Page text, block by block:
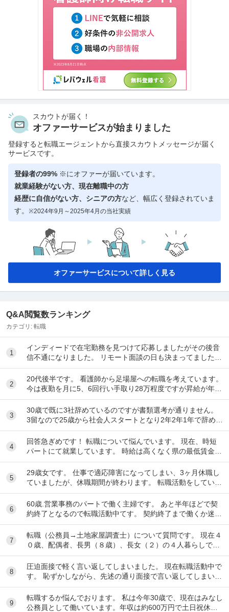
スカウトが届く！
オファーサービスが始まりました
登録すると転職エージェントから直接スカウトメッセージが届く
サービスです。
登録者の99% ※にオファーが届いています。
就業経験がない方、現在離職中の方
経歴に自信がない方、シニアの方など、幅広く登録されていま
す。 ※2024年9月～2025年4月の当社実績
オファーサービスについて詳しく見る
Q&A閲覧数ランキング
カテゴリ: 転職
1
インディードで在宅勤務を見つけて応募しましたがその後音
信不通になりました。 リモート面談の日も決まってました。
リクルーティングソリューションという会...
2
20代後半です。 看護師から足場屋への転職を考えています。
今は夜勤を月に5、6回行い手取り28万程度ですが昇給が年10
00円のため将来に不安があります。...
3
30歳で既に3社辞めているのですが書類選考が通りません。
3留なので25歳から社会人スタートとなり2年2年1年で辞めて
しまいました。全部SESのITエンジ...
4
回答急ぎめです！ 転職について悩んでいます。 現在、時短
パートにて就業しています。 時給は高くなく県の最低賃金＋
20円で、1日6時間で働いています。 ...
5
29歳女です。 仕事で適応障害になってしまい、3ヶ月休職し
ていましたが、休職期間が終わります。 転職活動をしていま
したが決まらなかったので、一応、復帰さ...
6
60歳.営業事務のパートで働く主婦です。 あと半年ほどで契
約終了となるので転職活動中てす。 契約終了まで働くか迷い
ましたが、転職するなら早いほうが良いだろ...
7
転職（公務員→土地家屋調査士）について質問です。 現在４
０歳、配偶者、長男（８歳）、長女（２）の４人暮らしで
す。 地方公務員として勤めているなか、昨年度...
8
圧迫面接で軽く言い返してしまいました。 現在転職活動中で
す。 恥ずかしながら、先述の通り面接で言い返してしまい、
今後どのように対応すべきかご教示いただきた...
9
転職するか悩んでおります。 私は今年30歳で、現在はみなし
公務員として働いています。年収は約600万円で土日祝休み